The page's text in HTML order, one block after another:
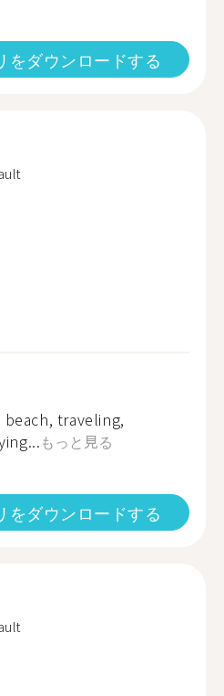
をダウンロードする
traveling,
もっと見る
をダウンロードする